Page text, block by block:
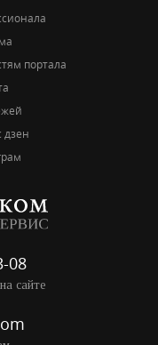
портала
дзен
08
сайте